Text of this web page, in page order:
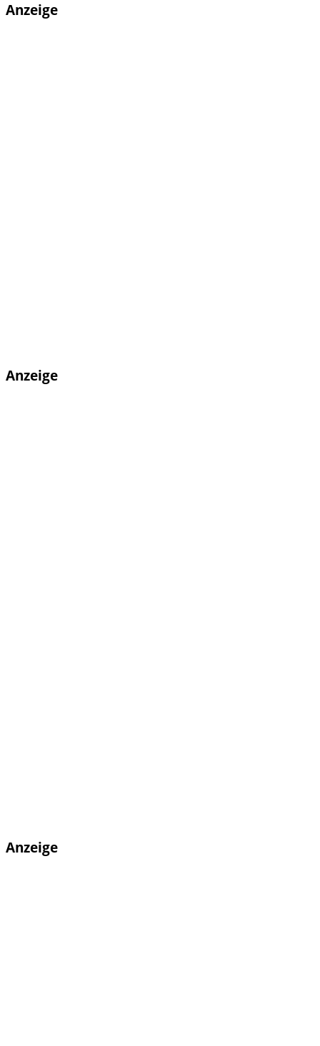
Anzeige
Anzeige
Anzeige